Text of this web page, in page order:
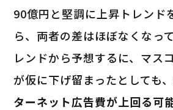
90億円と堅調に上昇トレンド
ら、両者の差はほぼなくなっ
レンドから予想するに、マス
が仮に下げ留まったとしても、
ターネット広告費が上回る可